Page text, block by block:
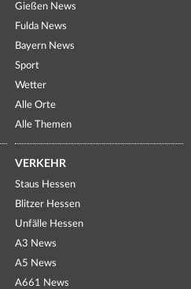
Gießen News
Fulda News
Bayern News
Sport
Wetter
Alle Orte
Alle Themen
VERKEHR
Staus Hessen
Blitzer Hessen
Unfälle Hessen
A3 News
A5 News
A661 News